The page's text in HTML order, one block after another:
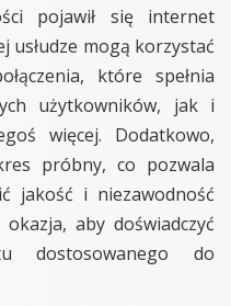
pojawił się internet
usłudze mogą korzystać
które spełnia
użytkowników, jak i
więcej. Dodatkowo,
próbny, co pozwala
jakość i niezawodność
aby doświadczyć
dostosowanego do